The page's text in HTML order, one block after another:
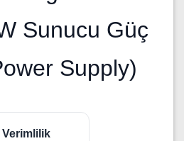
Sunucu Güç
Supply)
Verimlilik